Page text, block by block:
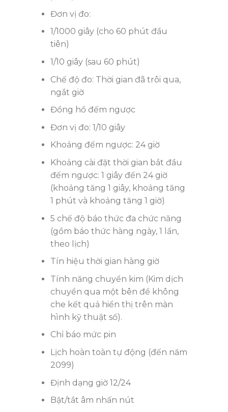
Đơn vị đo:
1/1000 giây (cho 60 phút đầu
tiên)
1/10 giây (sau 60 phút)
Chế độ đo: Thời gian đã trôi qua,
ngắt giờ
Đồng hồ đếm ngược
Đơn vị đo: 1/10 giây
Khoảng đếm ngược: 24 giờ
Khoảng cài đặt thời gian bắt đầu
đếm ngược: 1 giây đến 24 giờ
(khoảng tăng 1 giây, khoảng tăng
1 phút và khoảng tăng 1 giờ)
5 chế độ báo thức đa chức năng
(gồm báo thức hàng ngày, 1 lần,
theo lịch)
Tín hiệu thời gian hàng giờ
Tính năng chuyển kim (Kim dịch
chuyển qua một bên để không
che kết quả hiển thị trên màn
hình kỹ thuật số).
Chỉ báo mức pin
Lịch hoàn toàn tự động (đến năm
2099)
Định dạng giờ 12/24
Bật/tắt âm nhấn nút